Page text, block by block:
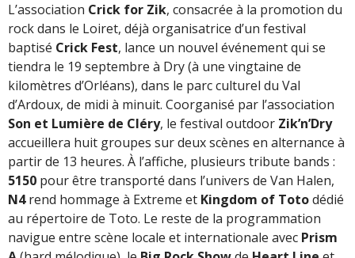
L’association Crick for Zik, consacrée à la promotion du
rock dans le Loiret, déjà organisatrice d’un festival
baptisé Crick Fest, lance un nouvel événement qui se
tiendra le 19 septembre à Dry (à une vingtaine de
kilomètres d’Orléans), dans le parc culturel du Val
d’Ardoux, de midi à minuit. Coorganisé par l’association
Son et Lumière de Cléry, le festival outdoor Zik’n’Dry
accueillera huit groupes sur deux scènes en alternance à
partir de 13 heures. À l’affiche, plusieurs tribute bands :
5150 pour être transporté dans l’univers de Van Halen,
N4rend hommage à Extreme et Kingdom of Totodédié
au répertoire de Toto. Le reste de la programmation
navigue entre scène locale et internationale avec Prism